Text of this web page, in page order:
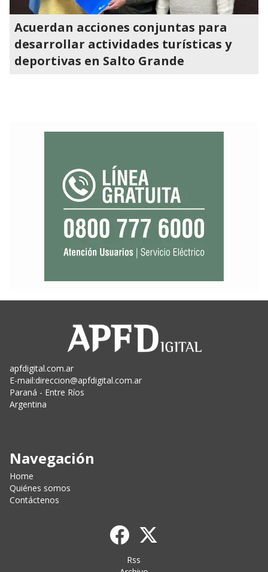
Acuerdan acciones conjuntas para
desarrollar actividades turísticas y
deportivas en Salto Grande
apfdigital.com.ar
E-mail:direccion@apfdigital.com.ar
Paraná - Entre Ríos
Argentina
Navegación
Home
Quiénes somos
Contáctenos
Rss